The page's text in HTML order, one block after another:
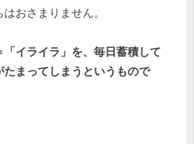
おさまりません。
「イライラ」を、毎日蓄積して
たまってしまうというもので